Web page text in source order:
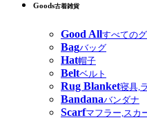
Goods古着雑貨
Good Allすべての
Bagバッグ
Hat帽子
Beltベルト
Rug Blanket寝具,
Bandanaバンダナ
Scarfマフラー,スカ